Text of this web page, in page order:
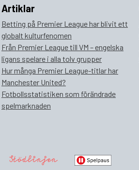
Artiklar
Betting på Premier League har blivit ett
globalt kulturfenomen
Från Premier League till VM – engelska
ligans spelare i alla tolv grupper
Hur många Premier League-titlar har
Manchester United?
Fotbollsstatistiken som förändrade
spelmarknaden